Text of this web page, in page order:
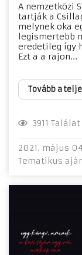
A nemzetközi
tartják a
melynek oka
legismertebb
eredetileg így
Ezt a a rajon...
Tovább a
3911 Találat
2021. május
Tematikus